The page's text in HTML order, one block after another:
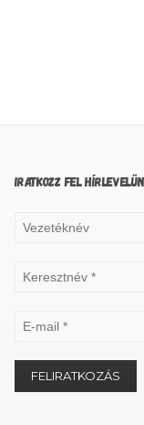
IRATKOZZ FEL